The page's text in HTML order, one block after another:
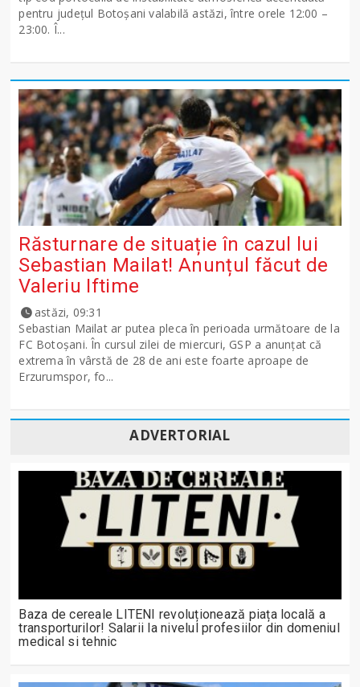
pentru județul Botoșani valabilă astăzi, între orele 12:00 –
23:00. Î...
Răsturnare de situație în cazul lui
Sebastian Mailat! Anunțul făcut de
Valeriu Iftime
astăzi, 09:31
Sebastian Mailat ar putea pleca în perioada următoare de la
FC Botoșani. În cursul zilei de miercuri, GSP a anunțat că
extrema în vârstă de 28 de ani este foarte aproape de
Erzurumspor, fo...
ADVERTORIAL
Baza de cereale LITENI revoluționează piața locală a
transporturilor! Salarii la nivelul profesiilor din domeniul
medical si tehnic